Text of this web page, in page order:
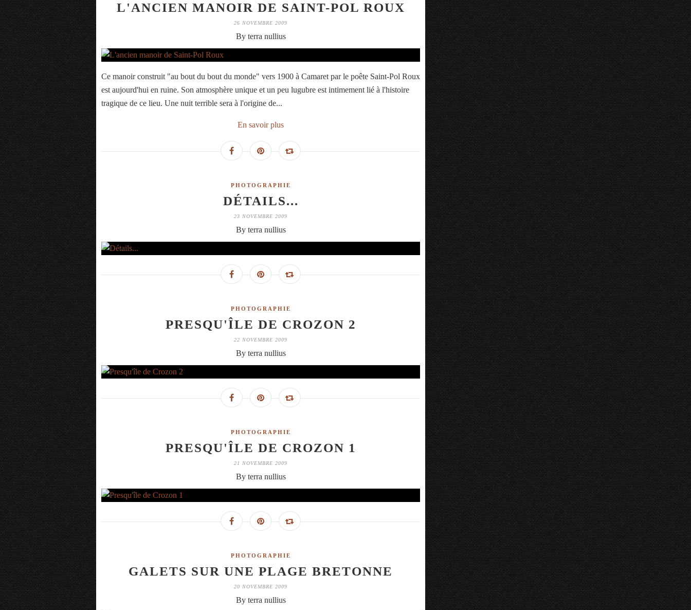
L'ANCIEN MANOIR DE SAINT-POL ROUX
26 NOVEMBRE 2009
By terra nullius
Ce manoir construit "au bout du bout du monde" vers 1900 à Camaret par le poête Saint-Pol Roux
est aujourd'hui en ruine. Son atmosphère unique et un peu lugubre est intimement lié à l'histoire
tragique de ce lieu. Une nuit terrible sera à l'origine de...
En savoir plus
PHOTOGRAPHIE
DÉTAILS...
23 NOVEMBRE 2009
By terra nullius
PHOTOGRAPHIE
PRESQU'ÎLE DE CROZON 2
22 NOVEMBRE 2009
By terra nullius
PHOTOGRAPHIE
PRESQU'ÎLE DE CROZON 1
21 NOVEMBRE 2009
By terra nullius
PHOTOGRAPHIE
GALETS SUR UNE PLAGE BRETONNE
20 NOVEMBRE 2009
By terra nullius